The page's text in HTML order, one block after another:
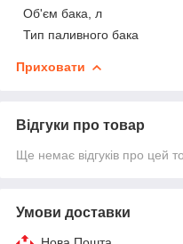
Об'єм бака, л
Тип паливного бака
Приховати
Відгуки про товар
Ще немає відгуків про цей
Умови доставки